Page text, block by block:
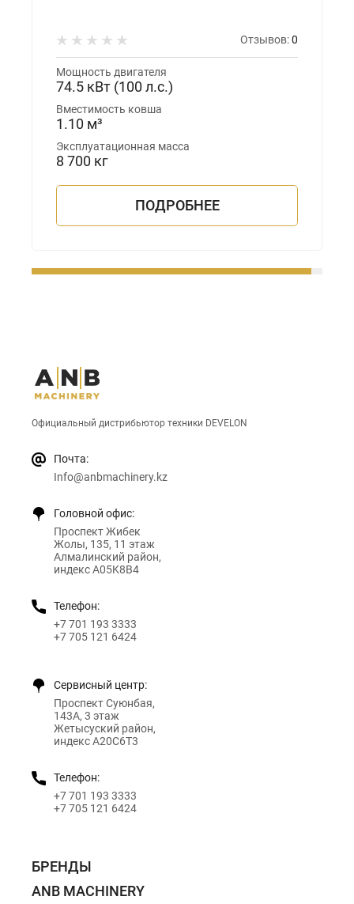
Отзывов:0
Мощность двигателя
74.5 кВт (100 л.с.)
Вместимость ковша
1.10 м³
Эксплуатационная масса
8 700 кг
ПОДРОБНЕЕ
Официальный дистрибьютор техники DEVELON
Почта:
Info@anbmachinery.kz
Головной офис:
Проспект Жибек
Жолы, 135, 11 этаж
Алмалинский район,
индекс A05K8B4
Телефон:
+7 701 193 3333
+7 705 121 6424
Сервисный центр:
Проспект Суюнбая,
143А, 3 этаж
Жетысуский район,
индекс A20C6T3
Телефон:
+7 701 193 3333
+7 705 121 6424
БРЕНДЫ
ANB MACHINERY